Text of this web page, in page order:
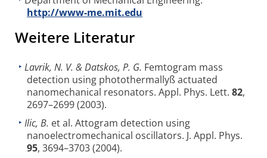
http://www-me.mit.edu
Weitere Literatur
Lavrik, N. V. & Datskos, P. G. Femtogram mass
detection using photothermallyß actuated
nanomechanical resonators. Appl. Phys. Lett. 82,
2697–2699 (2003).
Ilic, B. et al. Attogram detection using
nanoelectromechanical oscillators. J. Appl. Phys.
95, 3694–3703 (2004).